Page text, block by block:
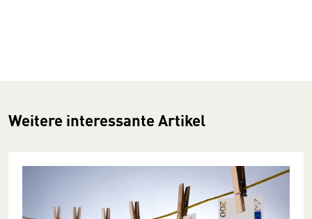
Weitere interessante Artikel